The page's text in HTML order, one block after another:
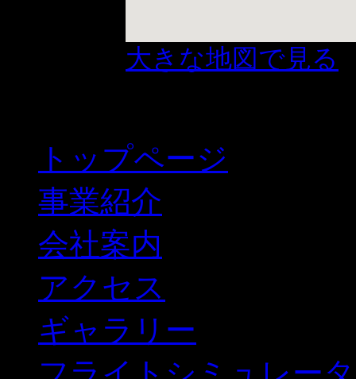
大きな地図で見る
トップページ
事業紹介
会社案内
アクセス
ギャラリー